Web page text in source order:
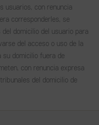
usuarios, con renuncia
corresponderles, se
domicilio del usuario para
del acceso o uso de la
su domicilio fuera de
con renuncia expresa
del domicilio de